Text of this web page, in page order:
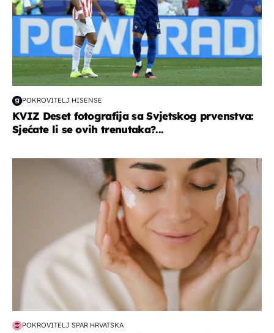
POKROVITELJ HISENSE
KVIZ Deset fotografija sa Svjetskog prvenstva:
Sjećate li se ovih trenutaka?...
moda & ljepota
POKROVITELJ SPAR HRVATSKA